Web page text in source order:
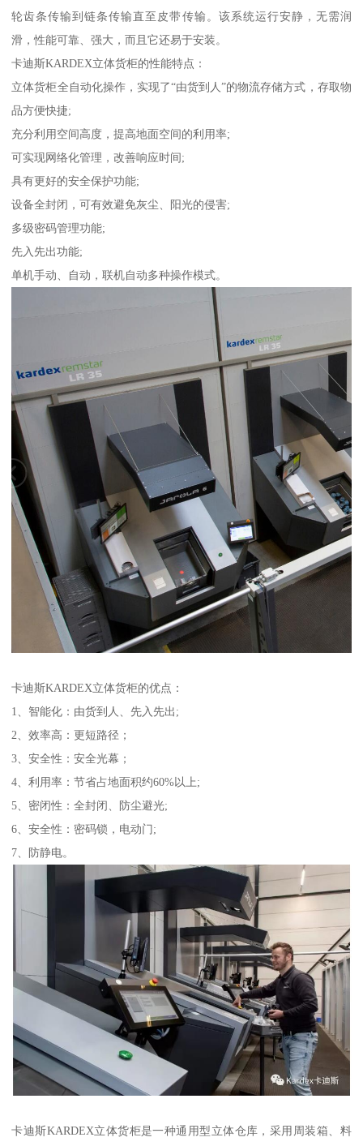
轮齿条传输到链条传输直至皮带传输。该系统运行安静，无需润
滑，性能可靠、强大，而且它还易于安装。
卡迪斯KARDEX立体货柜的性能特点：
立体货柜全自动化操作，实现了“由货到人”的物流存储方式，存取物
品方便快捷;
充分利用空间高度，提高地面空间的利用率;
可实现网络化管理，改善响应时间;
具有更好的安全保护功能;
设备全封闭，可有效避免灰尘、阳光的侵害;
多级密码管理功能;
先入先出功能;
单机手动、自动，联机自动多种操作模式。
卡迪斯KARDEX立体货柜的优点：
1、智能化：由货到人、先入先出;
2、效率高：更短路径；
3、安全性：安全光幕；
4、利用率：节省占地面积约60%以上;
5、密闭性：全封闭、防尘避光;
6、安全性：密码锁，电动门;
7、防静电。
卡迪斯KARDEX立体货柜是一种通用型立体仓库，采用周装箱、料